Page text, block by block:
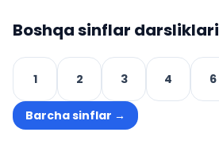
Boshqa sinflar darsliklari
1 2 3 4 6
Barcha sinflar →